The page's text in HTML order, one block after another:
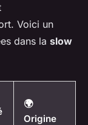
Voici un
dans la slow
🌍
Origine